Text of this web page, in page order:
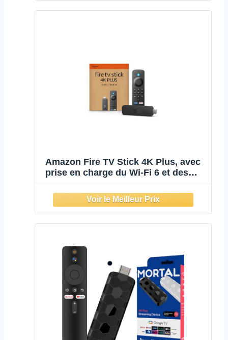
Amazon Fire TV Stick 4K Plus, avec
prise en charge du Wi-Fi 6 et des
HDR10+, Trouvez vos séries plus
rapidement avec Alexa+